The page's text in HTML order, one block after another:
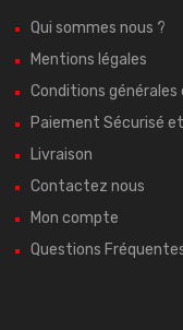
Qui sommes nous ?
Mentions légales
Conditions générales
Paiement Sécurisé
Livraison
Contactez nous
Mon compte
Questions